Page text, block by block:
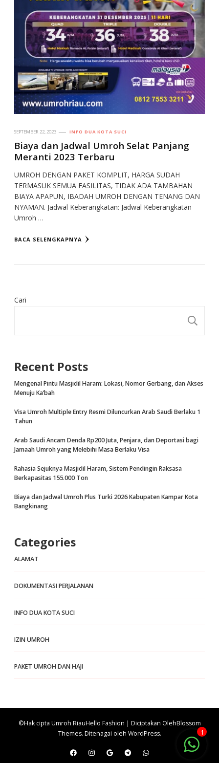
SEPTEMBER 22, 2023 INFO DUA KOTA SUCI
Biaya dan Jadwal Umroh Selat Panjang
Meranti 2023 Terbaru
UMROH DENGAN PAKET KOMPLIT, HARGA SUDAH
TERMASUK SEMUA FASILITAS, TIDAK ADA TAMBAHAN
BIAYA APAPUN, IBADAH UMROH DENGAN TENANG DAN
NYAMAN. Jadwal Keberangkatan: Jadwal Keberangkatan
Umroh …
BACA SELENGKAPNYA
Cari
Recent Posts
Mengenal Pintu Masjidil Haram: Lokasi, Nomor Gerbang, dan Akses
Menuju Ka’bah
Visa Umroh Multiple Entry Resmi Diluncurkan Arab Saudi Berlaku 1
Tahun
Arab Saudi Ancam Denda Rp200 Juta, Penjara, dan Deportasi bagi
Jamaah Umroh yang Melebihi Masa Berlaku Visa
Rahasia Sejuknya Masjidil Haram, Sistem Pendingin Raksasa
Berkapasitas 155.000 Ton
Biaya dan Jadwal Umroh Plus Turki 2026 Kabupaten Kampar Kota
Bangkinang
Categories
ALAMAT
DOKUMENTASI PERJALANAN
INFO DUA KOTA SUCI
IZIN UMROH
PAKET UMROH DAN HAJI
©Hak cipta Umroh RiauHello Fashion | Diciptakan OlehBlossom
Themes. Ditenagai oleh WordPress. 1